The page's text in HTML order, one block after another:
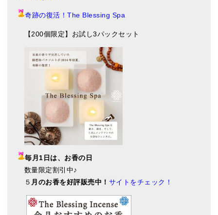
奇跡の復活！The Blessing Spa
【200個限定】お試し3パックセット
毎月1日は、お香の日
数量限定割引中♪
５ 月のお香を好評販売中！ サイトをチェック！